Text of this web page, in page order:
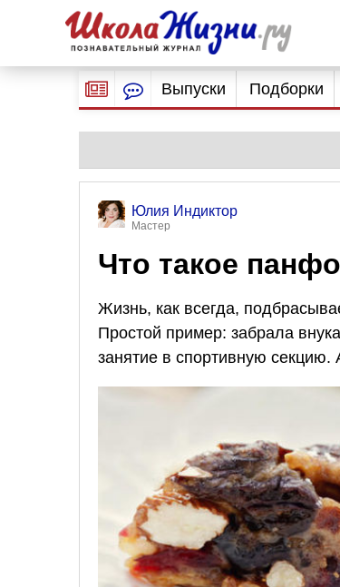
Выпуски Подборки
Юлия Индиктор
Мастер
Что такое
Жизнь, как всегда,
Простой пример: забрала
занятие в спортивную